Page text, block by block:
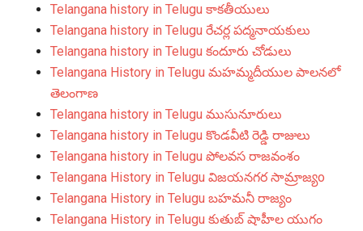
Telangana history in Telugu కాకతీయులు
Telangana history in Telugu రేచర్ల పద్మనాయకులు
Telangana history in Telugu కందూరు చోడులు
Telangana History in Telugu మహమ్మదీయుల పాలనలో
తెలంగాణ
Telangana history in Telugu ముసునూరులు
Telangana history in Telugu కొండవీటి రెడ్డి రాజులు
Telangana history in Telugu పోలవస రాజవంశం
Telangana History in Telugu విజయనగర సామ్రాజ్యo
Telangana History in Telugu బహమనీ రాజ్యం
Telangana History in Telugu కుతుబ్ షాహీల యుగం